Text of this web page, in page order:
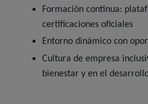
Formación continua:
certificaciones oficiales
Entorno dinámico con
Cultura de empresa
bienestar y en el